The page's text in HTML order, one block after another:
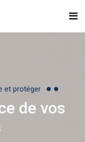
et protéger
de vos